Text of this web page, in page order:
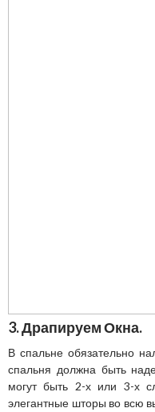
3. Драпируем Окна.
В спальне обязательно
спальня должна быть
могут быть 2-х или 3-х
элегантные шторы во всю